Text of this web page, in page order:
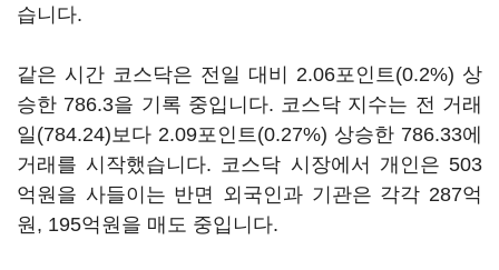
습니다.
같은 시간 코스닥은 전일 대비 2.06포인트(0.2%) 상
승한 786.3을 기록 중입니다. 코스닥 지수는 전 거래
일(784.24)보다 2.09포인트(0.27%) 상승한 786.33에
거래를 시작했습니다. 코스닥 시장에서 개인은 503
억원을 사들이는 반면 외국인과 기관은 각각 287억
원, 195억원을 매도 중입니다.